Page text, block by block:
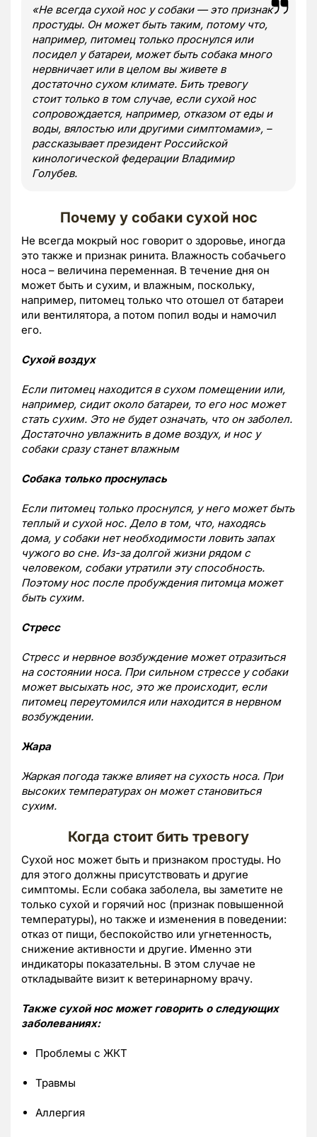
«Не всегда сухой нос у собаки — это признак
простуды. Он может быть таким, потому что,
например, питомец только проснулся или
посидел у батареи, может быть собака много
нервничает или в целом вы живете в
достаточно сухом климате. Бить тревогу
стоит только в том случае, если сухой нос
сопровождается, например, отказом от еды и
воды, вялостью или другими симптомами», –
рассказывает президент Российской
кинологической федерации Владимир
Голубев.
Почему у собаки сухой нос
Не всегда мокрый нос говорит о здоровье, иногда
это также и признак ринита. Влажность собачьего
носа – величина переменная. В течение дня он
может быть и сухим, и влажным, поскольку,
например, питомец только что отошел от батареи
или вентилятора, а потом попил воды и намочил
его.
Сухой воздух
Если питомец находится в сухом помещении или,
например, сидит около батареи, то его нос может
стать сухим. Это не будет означать, что он заболел.
Достаточно увлажнить в доме воздух, и нос у
собаки сразу станет влажным
Собака только проснулась
Если питомец только проснулся, у него может быть
теплый и сухой нос. Дело в том, что, находясь
дома, у собаки нет необходимости ловить запах
чужого во сне. Из-за долгой жизни рядом с
человеком, собаки утратили эту способность.
Поэтому нос после пробуждения питомца может
быть сухим.
Стресс
Стресс и нервное возбуждение может отразиться
на состоянии носа. При сильном стрессе у собаки
может высыхать нос, это же происходит, если
питомец переутомился или находится в нервном
возбуждении.
Жара
Жаркая погода также влияет на сухость носа. При
высоких температурах он может становиться
сухим.
Когда стоит бить тревогу
Сухой нос может быть и признаком простуды. Но
для этого должны присутствовать и другие
симптомы. Если собака заболела, вы заметите не
только сухой и горячий нос (признак повышенной
температуры), но также и изменения в поведении:
отказ от пищи, беспокойство или угнетенность,
снижение активности и другие. Именно эти
индикаторы показательны. В этом случае не
откладывайте визит к ветеринарному врачу.
Также сухой нос может говорить о следующих
заболеваниях:
Проблемы с ЖКТ
Травмы
Аллергия